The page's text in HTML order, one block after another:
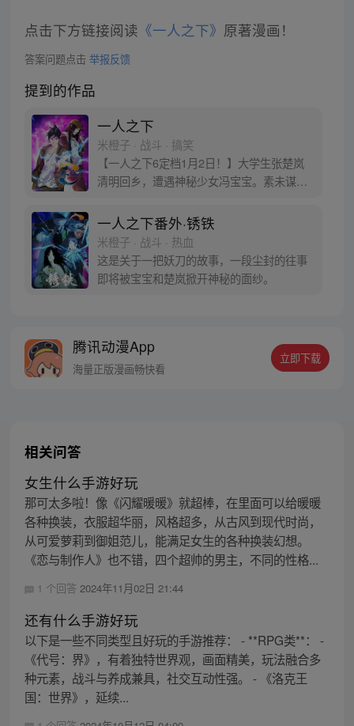
点击下方链接阅读 《一人之下》 原著漫画！
答案问题点击 举报反馈
提到的作品
一人之下
米橙子 · 战斗 · 搞笑
【一人之下6定档1月2日！】大学生张楚岚
清明回乡，遭遇神秘少女冯宝宝。素未谋面
自己打工的快递公司。为了帮冯宝宝寻找她
的身世，也为了查清自己与爷爷身上的秘
密，张楚岚的生活被彻底颠覆，与冯宝宝一
同踏上“异人”之旅。
一人之下番外·锈铁
米橙子 · 战斗 · 热血
这是关于一把妖刀的故事，一段尘封的往事
即将被宝宝和楚岚掀开神秘的面纱。
腾讯动漫App
海量正版漫画畅快看
立即下载
相关问答
女生什么手游好玩
那可太多啦！像《闪耀暖暖》就超棒，在里面可以给暖暖
各种换装，衣服超华丽，风格超多，从古风到现代时尚，
从可爱萝莉到御姐范儿，能满足女生的各种换装幻想。
《恋与制作人》也不错，四个超帅的男主，不同的性格...
1 个回答 2024年11月02日 21:44
还有什么手游好玩
以下是一些不同类型且好玩的手游推荐： - **RPG类**： -
《代号：界》，有着独特世界观，画面精美，玩法融合多
种元素，战斗与养成兼具，社交互动性强。 - 《洛克王
国：世界》，延续...